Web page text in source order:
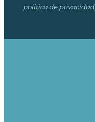
política de privacidad